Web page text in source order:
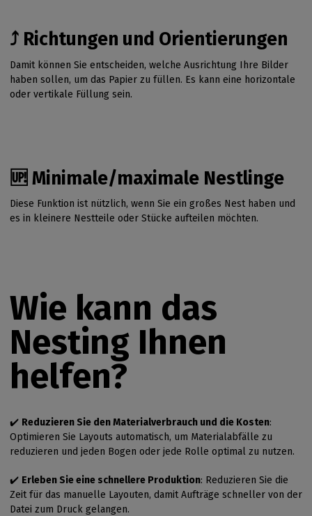
⤴️ Richtungen und Orientierungen
Damit können Sie entscheiden, welche Ausrichtung Ihre Bilder
haben sollen, um das Papier zu füllen. Es kann eine horizontale
oder vertikale Füllung sein.
🆙 Minimale/maximale Nestlinge
Diese Funktion ist nützlich, wenn Sie ein großes Nest haben und
es in kleinere Nestteile oder Stücke aufteilen möchten.
Wie kann das
Nesting Ihnen
helfen?
✔️ Reduzieren Sie den Materialverbrauch und die Kosten:
Optimieren Sie Layouts automatisch, um Materialabfälle zu
reduzieren und jeden Bogen oder jede Rolle optimal zu nutzen.
✔️ Erleben Sie eine schnellere Produktion: Reduzieren Sie die
Zeit für das manuelle Layouten, damit Aufträge schneller von der
Datei zum Druck gelangen.